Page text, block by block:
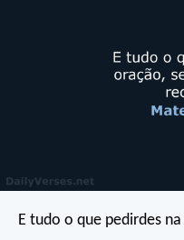
E tudo o que pedirdes